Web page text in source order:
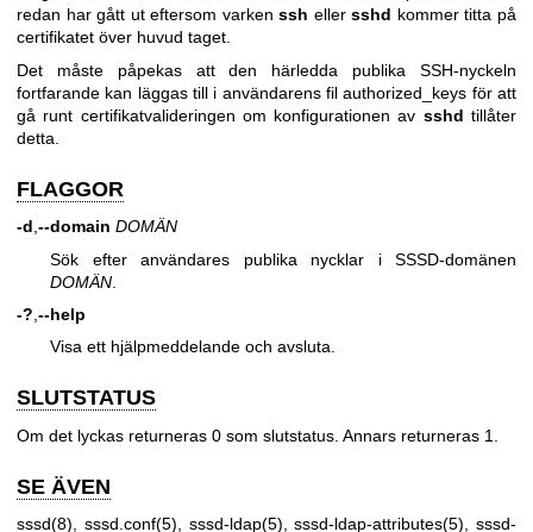
redan har gått ut eftersom varkenssh ellersshd kommer titta på
certifikatet över huvud taget.
Det måste påpekas att den härledda publika SSH-nyckeln
fortfarande kan läggas till i användarens fil authorized_keys för att
gå runt certifikatvalideringen om konfigurationen av sshd tillåter
detta.
FLAGGOR
-d,--domain DOMÄN
Sök efter användares publika nycklar i SSSD-domänen
DOMÄN
-? --help
Visa ett hjälpmeddelande och avsluta.
SLUTSTATUS
Om det lyckas returneras 0 som slutstatus. Annars returneras 1.
SE ÄVEN
sssd(8), sssd.conf(5), sssd-ldap(5),sssd-ldap-attributes(5), sssd-